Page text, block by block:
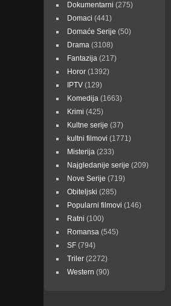
Dokumentarni (275)
Domaci (441)
Domaće Serije (50)
Drama(3108)
Fantazija(217)
Horor(1392)
IPTV(129)
Komedija(1663)
Krimi (425)
Kultne serije (37)
kultni filmovi (1771)
Misterija(233)
Najgledanije serije (209)
Nove Serije (719)
Obiteljski (285)
Popularni filmovi (146)
Ratni (100)
Romansa(545)
SF(794)
Triler(2272)
Western (90)